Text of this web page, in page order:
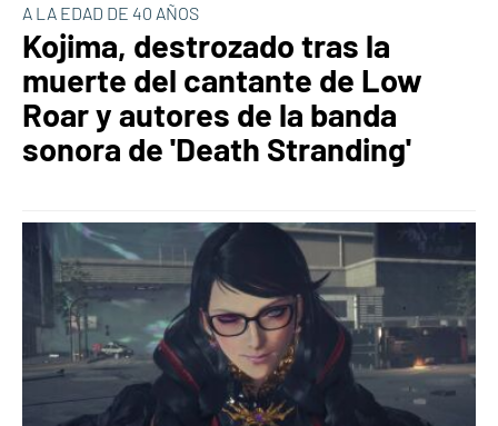
A LA EDAD DE 40 AÑOS
Kojima, destrozado tras la
muerte del cantante de Low
Roar y autores de la banda
sonora de 'Death Stranding'